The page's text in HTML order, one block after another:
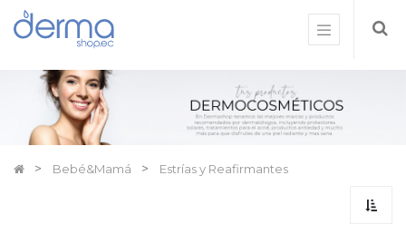
Bebé&Mamá Estrías y Reafirmantes
Mostrar
opciones
Mostrar
categorías